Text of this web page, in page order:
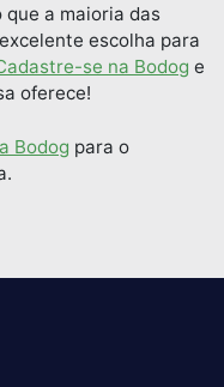
que a maioria das
escolha para
se na Bodog e
oferece!
Bodog para o